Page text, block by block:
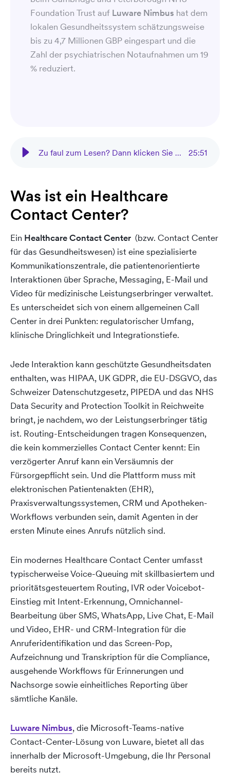
Foundation Trust auf Luware Nimbus hat dem
lokalen Gesundheitssystem schätzungsweise
bis zu 4,7 Millionen GBP eingespart und die
Zahl der psychiatrischen Notaufnahmen um 19
% reduziert.
Zu faul zum Lesen? Dann klicken Sie hier! 25:51
Was ist ein Healthcare
Contact Center?
Ein Healthcare Contact Center (bzw. Contact Center
für das Gesundheitswesen) ist eine spezialisierte
Kommunikationszentrale, die patientenorientierte
Interaktionen über Sprache, Messaging, E-Mail und
Video für medizinische Leistungserbringer verwaltet.
Es unterscheidet sich von einem allgemeinen Call
Center in drei Punkten: regulatorischer Umfang,
klinische Dringlichkeit und Integrationstiefe.
Jede Interaktion kann geschützte Gesundheitsdaten
enthalten, was HIPAA, UK GDPR, die EU-DSGVO, das
Schweizer Datenschutzgesetz, PIPEDA und das NHS
Data Security and Protection Toolkit in Reichweite
bringt, je nachdem, wo der Leistungserbringer tätig
ist. Routing-Entscheidungen tragen Konsequenzen,
die kein kommerzielles Contact Center kennt: Ein
verzögerter Anruf kann ein Versäumnis der
Fürsorgepflicht sein. Und die Plattform muss mit
elektronischen Patientenakten (EHR),
Praxisverwaltungssystemen, CRM und Apotheken-
Workflows verbunden sein, damit Agenten in der
ersten Minute eines Anrufs nützlich sind.
Ein modernes Healthcare Contact Center umfasst
typischerweise Voice-Queuing mit skillbasiertem und
prioritätsgesteuertem Routing, IVR oder Voicebot-
Einstieg mit Intent-Erkennung, Omnichannel-
Bearbeitung über SMS, WhatsApp, Live Chat, E-Mail
und Video, EHR- und CRM-Integration für die
Anruferidentifikation und das Screen-Pop,
Aufzeichnung und Transkription für die Compliance,
ausgehende Workflows für Erinnerungen und
Nachsorge sowie einheitliches Reporting über
sämtliche Kanäle.
Luware Nimbus, die Microsoft-Teams-native
Contact-Center-Lösung von Luware, bietet all das
innerhalb der Microsoft-Umgebung, die Ihr Personal
bereits nutzt.